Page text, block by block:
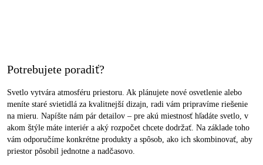
Potrebujete poradiť?
Svetlo vytvára atmosféru priestoru. Ak plánujete nové osvetlenie alebo
meníte staré svietidlá za kvalitnejší dizajn, radi vám pripravíme riešenie
na mieru. Napíšte nám pár detailov – pre akú miestnosť hľadáte svetlo, v
akom štýle máte interiér a aký rozpočet chcete dodržať. Na základe toho
vám odporučíme konkrétne produkty a spôsob, ako ich skombinovať, aby
priestor pôsobil jednotne a nadčasovo.